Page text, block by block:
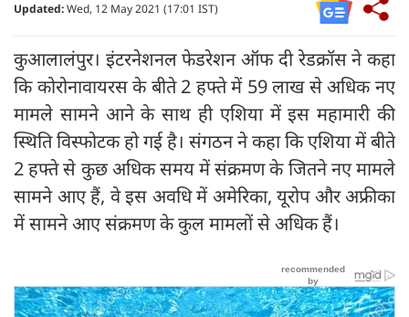
Updated:Wed, 12 May 2021 (17:01 IST)
कुआलालंपुर। इंटरनेशनल फेडरेशन ऑफ दी रेडक्रॉस ने कहा
कि कोरोनावायरस के बीते 2 हफ्ते में 59 लाख से अधिक नए
मामले सामने आने के साथ ही एशिया में इस महामारी की
स्थिति विस्फोटक हो गई है। संगठन ने कहा कि एशिया में बीते
2 हफ्ते से कुछ अधिक समय में संक्रमण के जितने नए मामले
सामने आए हैं, वे इस अवधि में अमेरिका, यूरोप और अफ्रीका
में सामने आए संक्रमण के कुल मामलों से अधिक हैं।